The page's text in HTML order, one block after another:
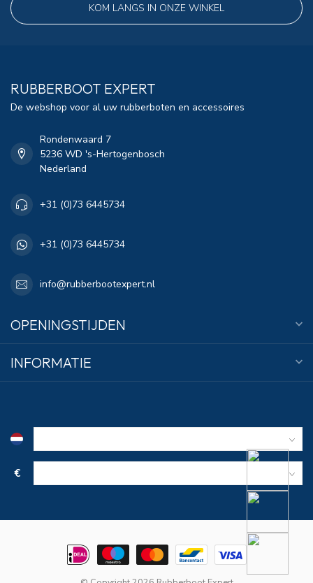
KOM LANGS IN ONZE WINKEL
RUBBERBOOT EXPERT
De webshop voor al uw rubberboten en accessoires
Rondenwaard 7
5236 WD 's-Hertogenbosch
Nederland
+31 (0)73 6445734
+31 (0)73 6445734
info@rubberbootexpert.nl
OPENINGSTIJDEN
INFORMATIE
€